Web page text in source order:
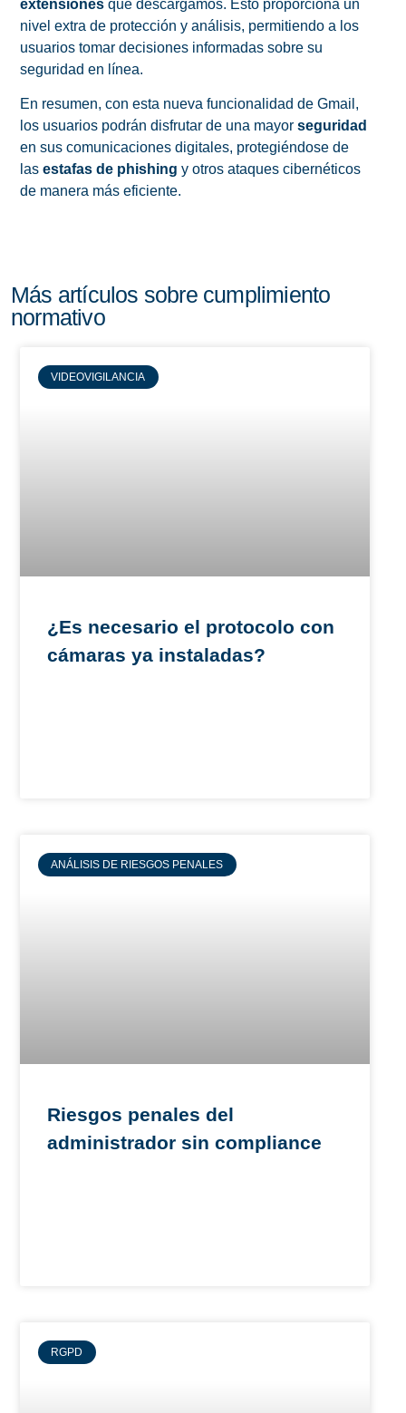
extensiones que descargamos. Esto proporciona un
nivel extra de protección y análisis, permitiendo a los
usuarios tomar decisiones informadas sobre su
seguridad en línea.
En resumen, con esta nueva funcionalidad de Gmail,
los usuarios podrán disfrutar de una mayor seguridad
en sus comunicaciones digitales, protegiéndose de
las estafas de phishing y otros ataques cibernéticos
de manera más eficiente.
Más artículos sobre cumplimiento
normativo
VIDEOVIGILANCIA
¿Es necesario el protocolo con
cámaras ya instaladas?
ANÁLISIS DE RIESGOS PENALES
Riesgos penales del
administrador sin compliance
RGPD